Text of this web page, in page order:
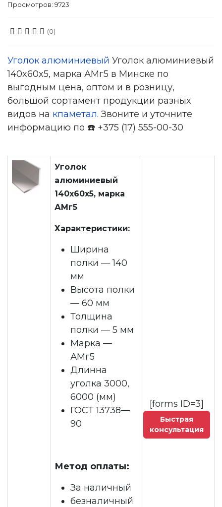
Просмотров: 9723
(0)
Уголок алюминиевый Уголок алюминиевый
140x60x5, марка АМг5 в Минске по
выгодным цена, оптом и в розницу,
большой сортамент продукции разных
видов на кпаметал. Звоните и уточните
информацию по ☎️ +375 (17) 555-00-30
Уголок
алюминиевый
140x60x5, марка
АМг5
Характеристики:
Ширина
полки — 140
мм
Высота полки
— 60 мм
Толщина
полки — 5 мм
Марка —
АМг5
Длинна
уголка 3000,
6000 (мм)
ГОСТ 13738—
90
Метод оплаты:
За наличный
безналичный
[forms ID=3]
Быстрая
консультация